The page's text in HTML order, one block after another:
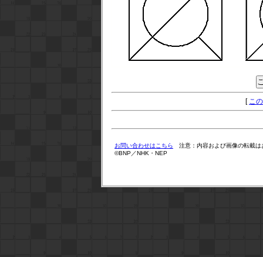
[ こ
お問い合わせはこちら 注意：内容および画像の転載は
©BNP／NHK・NEP